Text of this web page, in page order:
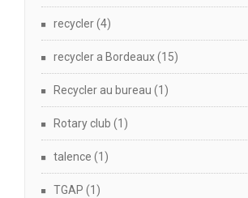
recycler(4)
recycler a Bordeaux(15)
Recycler au bureau (1)
Rotary club (1)
talence (1)
TGAP (1)